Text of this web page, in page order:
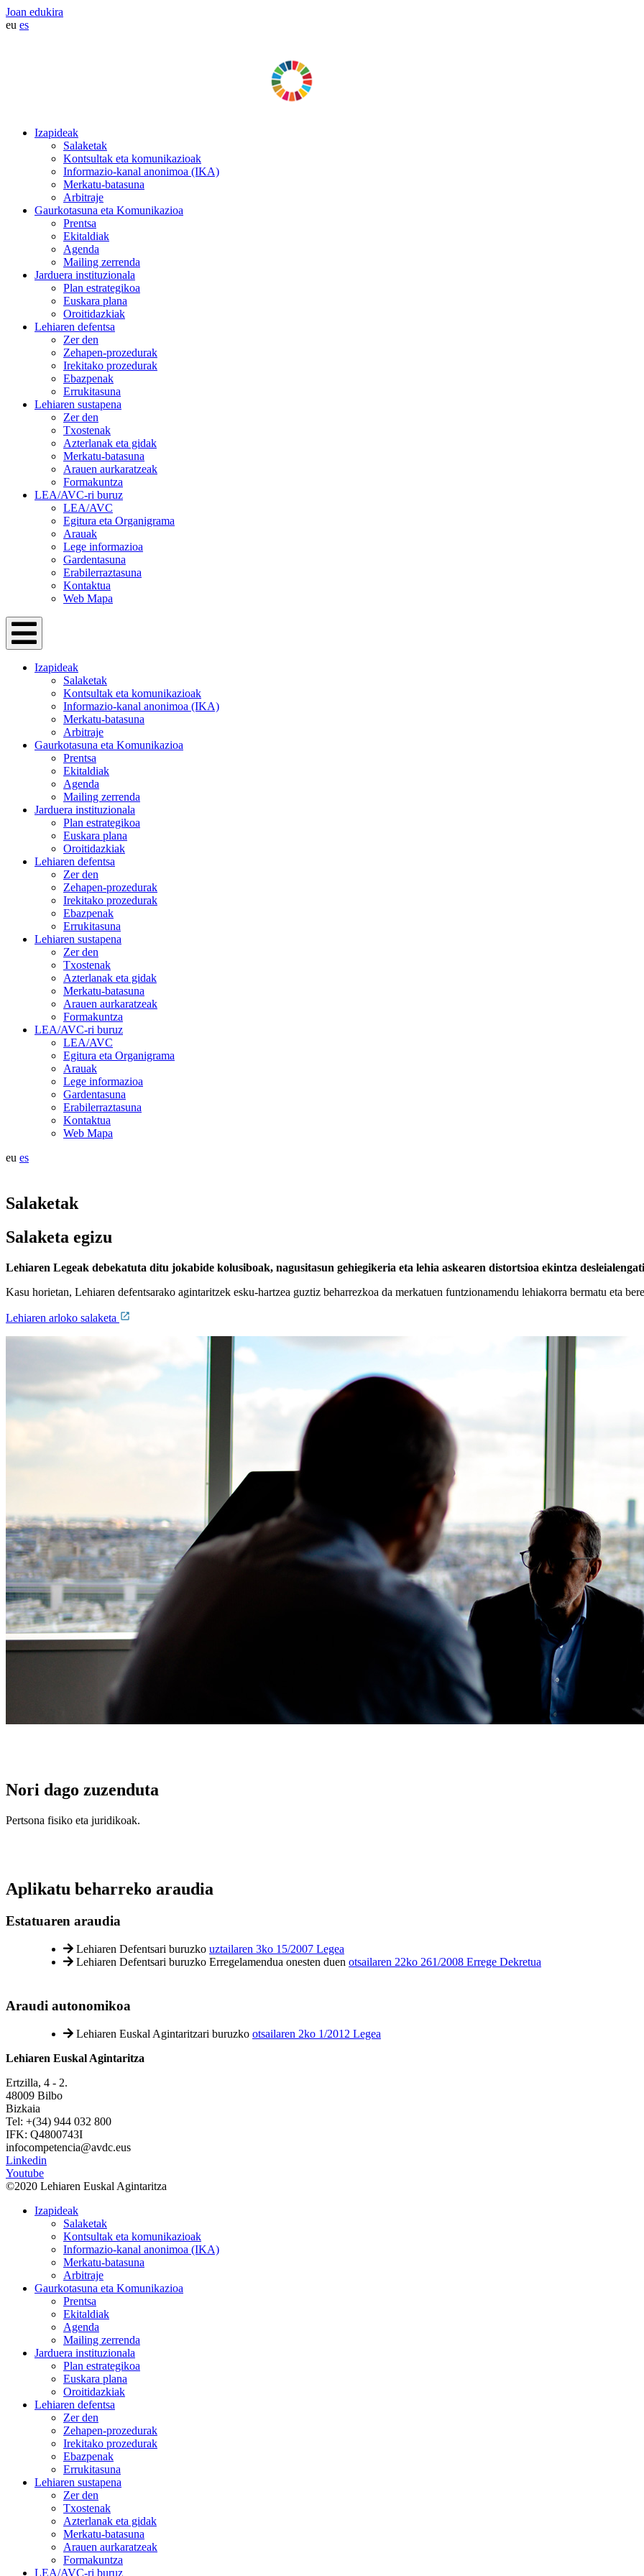
Joan edukira
eu es
Izapideak
Salaketak
Kontsultak eta komunikazioak
Informazio-kanal anonimoa (IKA)
Merkatu-batasuna
Arbitraje
Gaurkotasuna eta Komunikazioa
Prentsa
Ekitaldiak
Agenda
Mailing zerrenda
Jarduera instituzionala
Plan estrategikoa
Euskara plana
Oroitidazkiak
Lehiaren defentsa
Zer den
Zehapen-prozedurak
Irekitako prozedurak
Ebazpenak
Errukitasuna
Lehiaren sustapena
Zer den
Txostenak
Azterlanak eta gidak
Merkatu-batasuna
Arauen aurkaratzeak
Formakuntza
LEA/AVC-ri buruz
LEA/AVC
Egitura eta Organigrama
Arauak
Lege informazioa
Gardentasuna
Erabilerraztasuna
Kontaktua
Web Mapa
Izapideak
Salaketak
Kontsultak eta komunikazioak
Informazio-kanal anonimoa (IKA)
Merkatu-batasuna
Arbitraje
Gaurkotasuna eta Komunikazioa
Prentsa
Ekitaldiak
Agenda
Mailing zerrenda
Jarduera instituzionala
Plan estrategikoa
Euskara plana
Oroitidazkiak
Lehiaren defentsa
Zer den
Zehapen-prozedurak
Irekitako prozedurak
Ebazpenak
Errukitasuna
Lehiaren sustapena
Zer den
Txostenak
Azterlanak eta gidak
Merkatu-batasuna
Arauen aurkaratzeak
Formakuntza
LEA/AVC-ri buruz
LEA/AVC
Egitura eta Organigrama
Arauak
Lege informazioa
Gardentasuna
Erabilerraztasuna
Kontaktua
Web Mapa
eu es
Salaketak
Salaketa egizu
Lehiaren Legeak debekatuta ditu jokabide kolusiboak, nagusitasun gehiegikeria eta lehia askearen distortsioa ekintza
Kasu horietan, Lehiaren defentsarako agintaritzek esku-hartzea guztiz beharrezkoa da merkatuen funtzionamendu lehiakorra bermatu eta
Lehiaren arloko salaketa
Nori dago zuzenduta
Pertsona fisiko eta juridikoak.
Aplikatu beharreko araudia
Estatuaren araudia
Lehiaren Defentsari buruzko uztailaren 3ko 15/2007 Legea
Lehiaren Defentsari buruzko Erregelamendua onesten duen otsailaren 22ko 261/2008 Errege Dekretua
Araudi autonomikoa
Lehiaren Euskal Agintaritzari buruzko otsailaren 2ko 1/2012 Legea
Lehiaren Euskal Agintaritza
Ertzilla, 4 - 2.
48009 Bilbo
Bizkaia
Tel: +(34) 944 032 800
IFK: Q4800743I
infocompetencia@avdc.eus
Linkedin
Youtube
©2020 Lehiaren Euskal Agintaritza
Izapideak
Salaketak
Kontsultak eta komunikazioak
Informazio-kanal anonimoa (IKA)
Merkatu-batasuna
Arbitraje
Gaurkotasuna eta Komunikazioa
Prentsa
Ekitaldiak
Agenda
Mailing zerrenda
Jarduera instituzionala
Plan estrategikoa
Euskara plana
Oroitidazkiak
Lehiaren defentsa
Zer den
Zehapen-prozedurak
Irekitako prozedurak
Ebazpenak
Errukitasuna
Lehiaren sustapena
Zer den
Txostenak
Azterlanak eta gidak
Merkatu-batasuna
Arauen aurkaratzeak
Formakuntza
LEA/AVC-ri buruz